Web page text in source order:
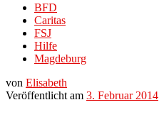
BFD
Caritas
FSJ
Hilfe
Magdeburg
von Elisabeth
Veröffentlicht am 3. Februar 2014